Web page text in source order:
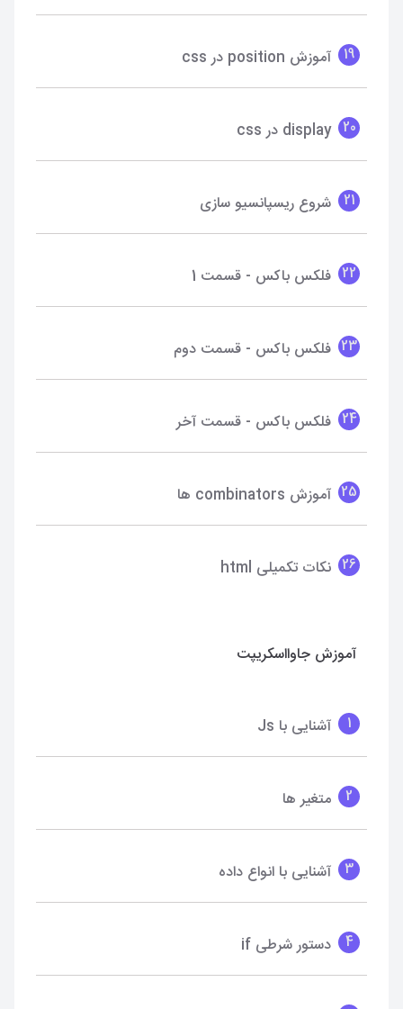
19 آموزش position در css
20 display در css
21 شروع ریسپانسیو سازی
22 فلکس باکس - قسمت 1
23 فلکس باکس - قسمت دوم
24 فلکس باکس - قسمت آخر
25 آموزش combinators ها
26 نکات تکمیلی html
آموزش جاوااسکریپت
1 آشنایی با Js
2 متغیر ها
3 آشنایی با انواع داده
4 دستور شرطی if